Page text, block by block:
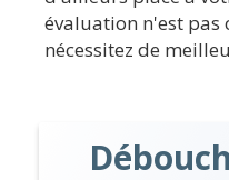
évaluation n'est pas
nécessitez de